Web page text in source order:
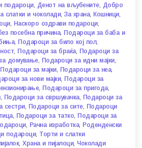
подароци, Денот на вљубените, Добро
слатки и чоколади,За храна, Кошници,
, Наскоро оздрави подароци,
посебна причина, Подароци за баба и
, Подароци за било кој пол,
, Подароци за браќа, Подароци за
домување, Подароци за идни мајки,
Подароци за мајки, Подароци за неа,
за нови мајки, Подароци за
, Подароци за пригода,
, Подароци за свршувачка, Подароци за
сестри, Подароци за сите, Подароци
, Подароци за татко, Подароци за
, Рачна изработка, Роденденски
подароци, Торти и слатки
,Храна и пијалоци, Чоколади